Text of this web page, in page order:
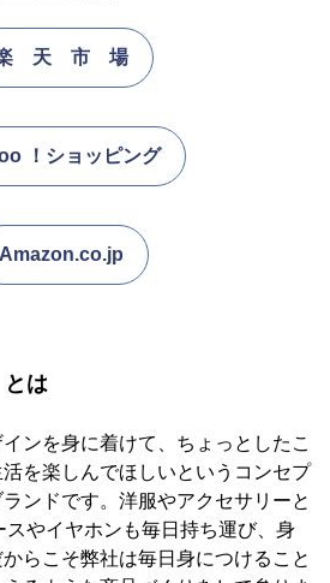
天 市 場
！ショッピング
Amazon.co.jp
とは
インを身に着けて、ちょっとしたこ
を楽しんでほしいというコンセプ
ンドです。洋服やアクセサリーと
スやイヤホンも毎日持ち運び、身
らこそ弊社は毎日身につけること